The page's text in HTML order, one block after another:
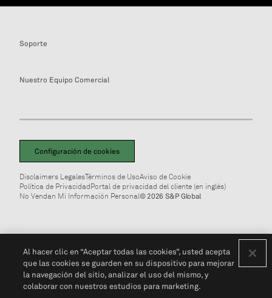
Soporte
Nuestro Equipo Comercial
Configuración de cookies
Disclaimers LegalesTérminos de UsoAviso de Cookie
Política de PrivacidadPortal de privacidad del cliente (en inglés)
No Vendan Mi Información Personal© 2026 S&P Global
Al hacer clic en “Aceptar todas las cookies”, usted acepta
que las cookies se guarden en su dispositivo para mejorar
la navegación del sitio, analizar el uso del mismo, y
colaborar con nuestros estudios para marketing.